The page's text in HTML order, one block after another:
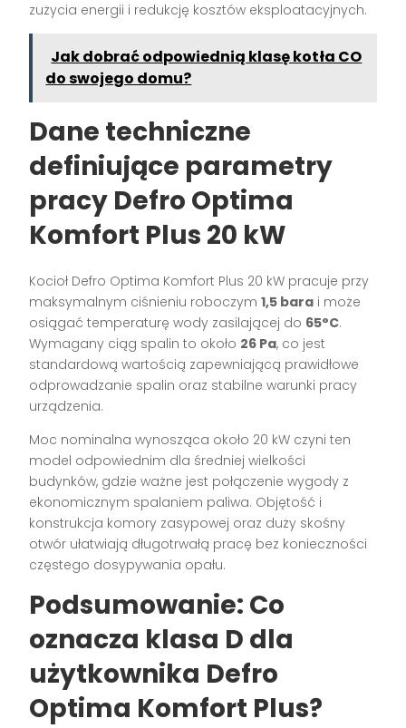
zużycia energii i redukcję kosztów eksploatacyjnych.
Jak dobrać odpowiednią klasę kotła CO
do swojego domu?
Dane techniczne
definiujące parametry
pracy Defro Optima
Komfort Plus 20 kW
Kocioł Defro Optima Komfort Plus 20 kW pracuje przy
maksymalnym ciśnieniu roboczym1,5 bara i może
osiągać temperaturę wody zasilającej do 65°C.
Wymagany ciąg spalin to około 26 Pa, co jest
standardową wartością zapewniającą prawidłowe
odprowadzanie spalin oraz stabilne warunki pracy
urządzenia.
Moc nominalna wynosząca około 20 kW czyni ten
model odpowiednim dla średniej wielkości
budynków, gdzie ważne jest połączenie wygody z
ekonomicznym spalaniem paliwa. Objętość i
konstrukcja komory zasypowej oraz duży skośny
otwór ułatwiają długotrwałą pracę bez konieczności
częstego dosypywania opału.
Podsumowanie: Co
oznacza klasa D dla
użytkownika Defro
Optima Komfort Plus?